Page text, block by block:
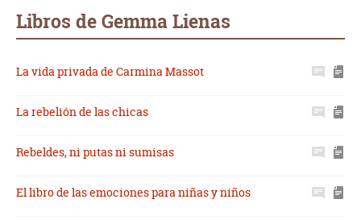
Libros de Gemma Lienas
La vida privada de Carmina Massot
La rebelión de las chicas
Rebeldes, ni putas ni sumisas
El libro de las emociones para niñas y niños